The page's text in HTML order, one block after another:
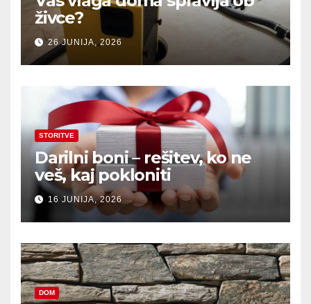
živce?
26 JUNIJA, 2026
STORITVE
Darilni boni – rešitev, ko ne
veš, kaj pokloniti
16 JUNIJA, 2026
DOM